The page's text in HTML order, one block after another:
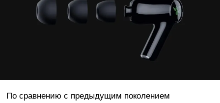
По сравнению с предыдущим поколением